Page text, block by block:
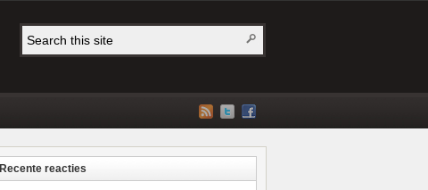
Recente reacties